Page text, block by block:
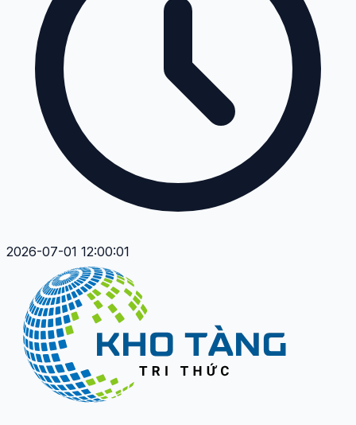
2026-07-01 12:00:01